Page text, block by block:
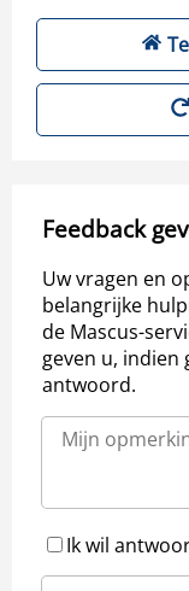
Feedback
Uw vragen en
belangrijke
de Mascus-
geven u, indien
antwoord.
Ik wil